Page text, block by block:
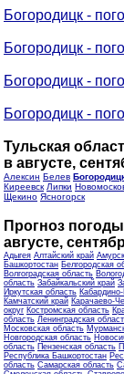
Богородицк -
Богородицк -
Богородицк -
Богородицк -
Тульская
в августе,
Алексин Белев
Киреевск Липки
Щекино Ясногорск
Прогноз
августе,
Адыгея Алтайский край
Башкортостан Белгородская
Волгоградская область
область Забайкальский край
Иркутская область
Камчатский край Карачаево-
округ Костромская область
область Ленинградская
Московская область
Новгородская область
область Пензенская область
Республика Башкортостан
область Самарская область